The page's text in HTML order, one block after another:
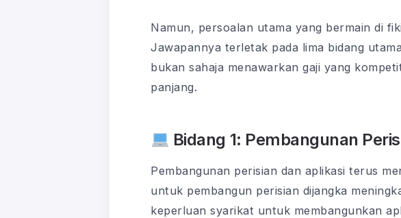
Namun, persoalan utama yang bermain di
Jawapannya terletak pada lima bidang
bukan sahaja menawarkan gaji yang
panjang.
Bidang 1: Pembangunan
Pembangunan perisian dan aplikasi terus
untuk pembangun perisian dijangka
keperluan syarikat untuk membangunkan